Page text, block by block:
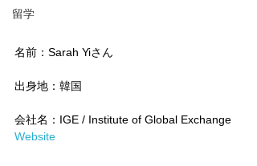
留学
名前：Sarah Yiさん
出身地：韓国
会社名：IGE / Institute of Global Exchange
Website